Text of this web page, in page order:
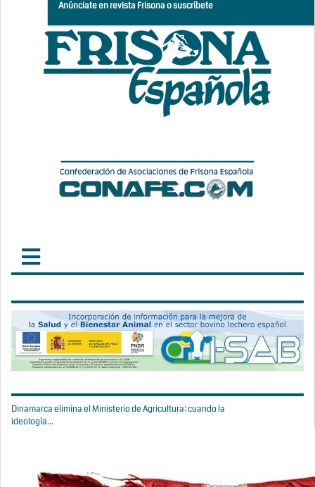
Anúnciate en revista Frisona o suscríbete
Dinamarca elimina el Ministerio de Agricultura: cuando la
ideología...